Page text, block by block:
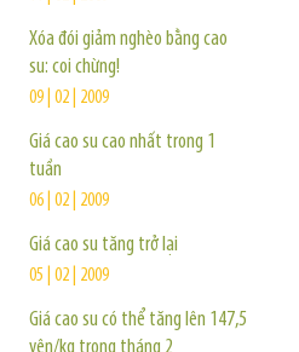
Xóa đói giảm nghèo bằng cao
su: coi chừng!
09 | 02 | 2009
Giá cao su cao nhất trong 1
tuần
06 | 02 | 2009
Giá cao su tăng trở lại
05 | 02 | 2009
Giá cao su có thể tăng lên 147,5